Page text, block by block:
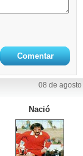
08 de agosto
Nació